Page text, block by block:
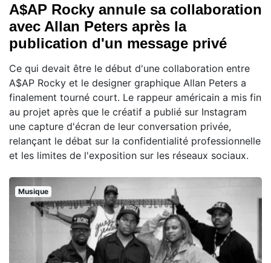
A$AP Rocky annule sa collaboration
avec Allan Peters après la
publication d'un message privé
Ce qui devait être le début d'une collaboration entre
A$AP Rocky et le designer graphique Allan Peters a
finalement tourné court. Le rappeur américain a mis fin
au projet après que le créatif a publié sur Instagram
une capture d'écran de leur conversation privée,
relançant le débat sur la confidentialité professionnelle
et les limites de l'exposition sur les réseaux sociaux.
Musique